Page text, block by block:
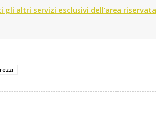
gli altri servizi esclusivi dell’area riservata